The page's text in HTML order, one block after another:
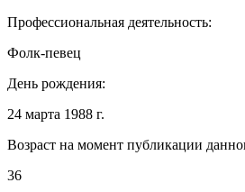
Профессиональная деятельность:
Фолк-певец
День рождения:
24 марта 1988 г.
Возраст на момент публикации
36